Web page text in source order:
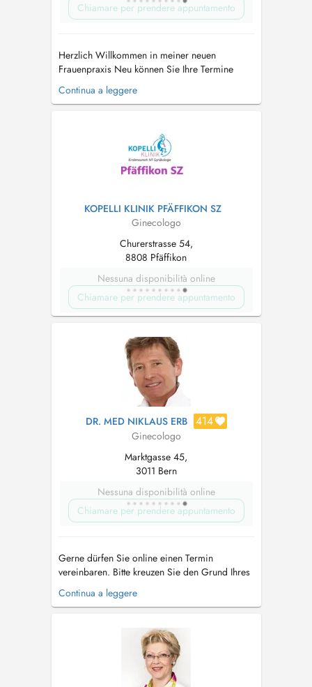
Chiamare per prendere appuntamento
Herzlich Willkommen in meiner neuen
Frauenpraxis Neu können Sie Ihre Termine
Online vereinbaren! Groβen Wert lege ich auf
ein ehrliches, deutliches und persönliches
Continua a leggere
KOPELLI KLINIK PFÄFFIKON SZ
Ginecologo
Churerstrasse 54,
8808 Pfäffikon
Nessuna disponibilità online
Chiamare per prendere appuntamento
DR. MED NIKLAUS ERB 414
Ginecologo
Marktgasse 45,
3011 Bern
Nessuna disponibilità online
Chiamare per prendere appuntamento
Gerne dürfen Sie online einen Termin
vereinbaren. Bitte kreuzen Sie den Grund Ihres
Besuches an. Vorsorgeuntersuchungen müssen
2 Monate im Voraus vereinbart werden. Wenn
Krebsabstrich immer gut war, empfehlen wir im
Moment reine Vorsorgeuntersuchungen
Continua a leggere